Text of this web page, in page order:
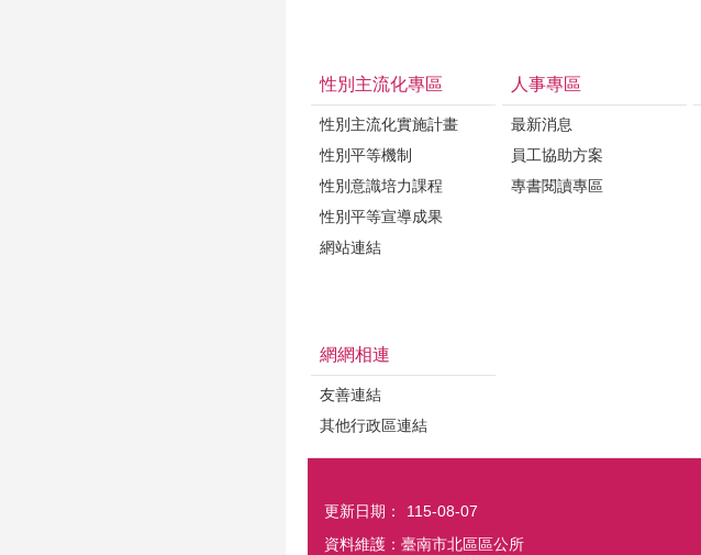
性別主流化專區
性別主流化實施計畫
性別平等機制
性別意識培力課程
性別平等宣導成果
網站連結
人事專區
最新消息
員工協助方案
專書閱讀專區
網網相連
友善連結
其他行政區連結
更新日期：
115-08-07
資料維護：臺南市北區區公所